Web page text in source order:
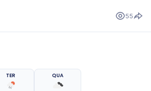
55
TER QUA